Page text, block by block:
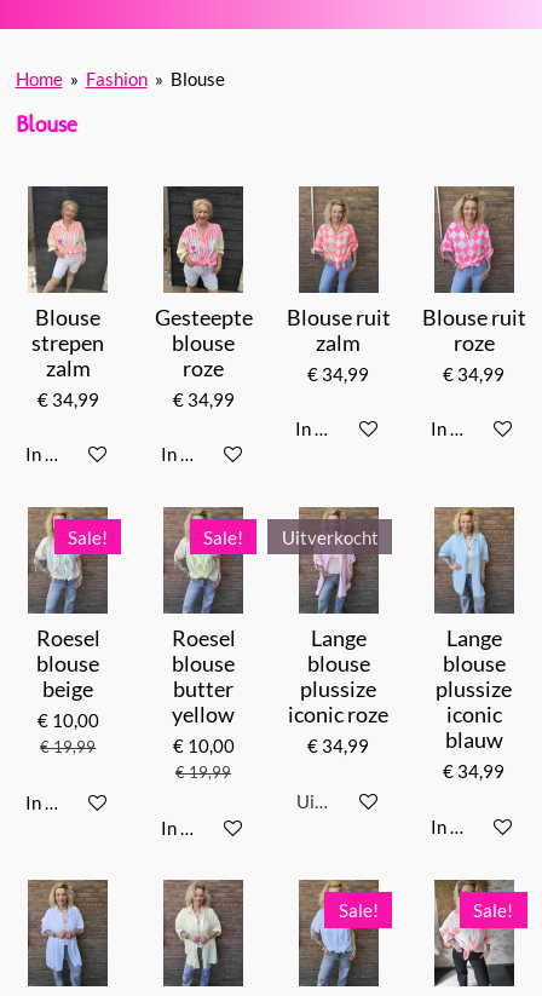
Home » Fashion » Blouse
Blouse
Blouse
strepen
zalm
€ 34,99
In winkelwagen
Gesteepte
blouse
roze
€ 34,99
In winkelwagen
Blouse ruit
zalm
€ 34,99
In winkelwagen
Blouse ruit
roze
€ 34,99
In
Sale!
Roesel
blouse
beige
€ 10,00
€ 19,99
In winkelwagen
Sale!
Roesel
blouse
butter
yellow
€ 10,00
€ 19,99
In winkelwagen
Uitverkocht
Lange
blouse
plussize
iconic roze
€ 34,99
Uitverkocht
Lange
blouse
plussize
iconic
blauw
€ 34,99
In
Sale! Sale!